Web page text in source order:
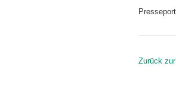
Zurück